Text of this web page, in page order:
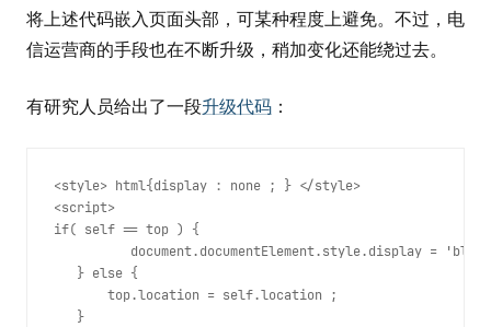
将上述代码嵌入页面头部，可某种程度上避免。不过，电
信运营商的手段也在不断升级，稍加变化还能绕过去。
有研究人员给出了一段升级代码 ：
<style> html{display : none ; } </style>
<script>
if( self == top ) {
document.documentElement.style.display =
   } else {
       top.location = self.location ;
   }